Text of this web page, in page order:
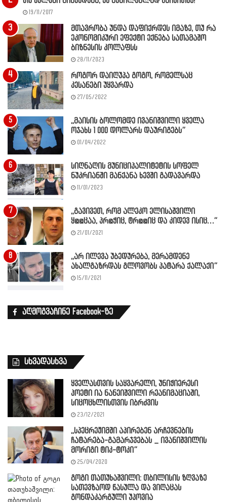
19/11/2017
მთავრობა უნდა დაფიქრდეს იმაზე, თუ რა
ეკონომიკური ეფექტი ექნება სათამაშო
ბიზნესის კოლაფსს
28/11/2023
როგორ დაიღუპა გოგო, რომელსაც
კესანები უყვარდა
27/05/2022
,,მაისის ბოლომდე ივანიშვილი ყველა
ოჯახს 1 000 დოლარს დაურიგებს”
01/04/2022
სიღნაღის მუნიციპალიტეტის სოფელ
ნუკრიანში მანქანა ხევში გადავარდა
11/01/2023
,,გავივეთ, რომ ალეკო ელისაშვილი
ყ@@ცაა, პრ@ჭიც, ტრ@@იც და კიდევ ისიც…”
21/01/2021
,,არ ილევა უბედურება, მერამდენე
ახალგაზრდას გლოვობს პატარა ქალაქი”
15/11/2021
აღმოგვაჩინე Facebook-ზე
სხვადასხვა
ყველასთვის საყვარელი, უნიჭიერესი
პოეტი ია ნანეიშვილი რეანიმაციაში,
სიცოცხლისთვის იბრძვის
23/12/2021
,,სპეცრეჟიმში აპირებენ არჩევნების
ჩატარება-გამარჯვებას _ ივანიშვილის
მორიგი ტიკ-ტოკი”
25/04/2020
გოგი თათუხაშვილი: თბილისის ზღვაზე
სათევზაოდ წასულა და ვიღაცას
გონდაკარგული უპოვია